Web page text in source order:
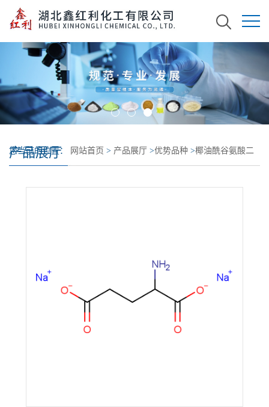
产品展厅
您当前的位置： 网站首页 > 产品展厅 >优势品种 >椰油酰谷氨酸二